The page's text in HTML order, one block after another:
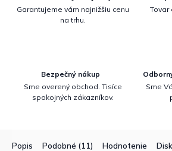
Garantujeme vám najnižšiu cenu
na trhu.
Tovar
Bezpečný nákup
Sme overený obchod. Tisíce
spokojných zákazníkov.
Sme
Popis Podobné (11) Hodnotenie